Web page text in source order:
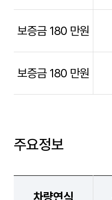
보증금 180 만원
보증금 180 만원
주요정보
차량연식